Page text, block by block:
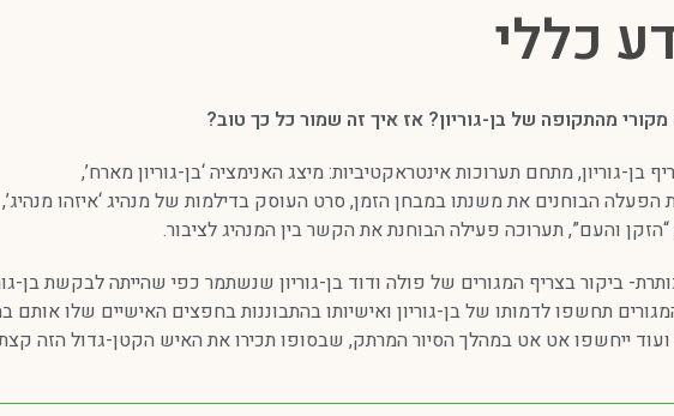
כללי
מהתקופה של בן-גוריון? אז איך זה שמור כל כך טוב?
בן-גוריון, מתחם תערוכות אינטראקטיביות: מיצג האנימציה ‘בן-גוריון מארח’,
הפעלה הבוחנים את משנתו במבחן הזמן, סרט העוסק בדילמות של מנהיג ‘איזהו מנהיג’,
והעם”, תערוכה פעילה הבוחנת את הקשר בין המנהיג לציבור.
ביקור בצריף המגורים של פולה ודוד בן-גוריון שנשתמר כפי שהייתה לבקשת בן-
תחשפו לדמותו של בן-גוריון ואישיותו בהתבוננות בחפצים האישיים שלו אותם
ייחשפו אט אט במהלך הסיור המרתק, שבסופו תכירו את האיש הקטן-גדול הזה